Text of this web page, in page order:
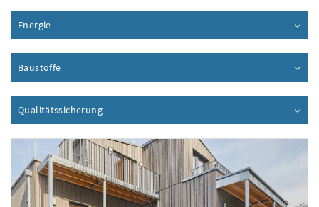
Energie
Baustoffe
QualitätssicherungInhalt aufklappen